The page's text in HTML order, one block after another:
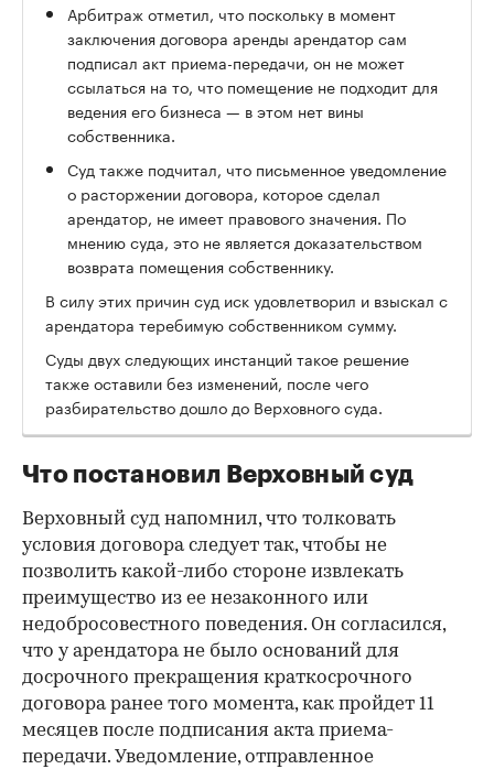
Арбитраж отметил, что поскольку в момент
заключения договора аренды арендатор сам
подписал акт приема-передачи, он не может
ссылаться на то, что помещение не подходит для
ведения его бизнеса — в этом нет вины
собственника.
Суд также подчитал, что письменное уведомление
о расторжении договора, которое сделал
арендатор, не имеет правового значения. По
мнению суда, это не является доказательством
возврата помещения собственнику.
В силу этих причин суд иск удовлетворил и взыскал с
арендатора теребимую собственником сумму.
Суды двух следующих инстанций такое решение
также оставили без изменений, после чего
разбирательство дошло до Верховного суда.
Что постановил Верховный суд
Верховный суд напомнил, что толковать
условия договора следует так, чтобы не
позволить какой-либо стороне извлекать
преимущество из ее незаконного или
недобросовестного поведения. Он согласился,
что у арендатора не было оснований для
досрочного прекращения краткосрочного
договора ранее того момента, как пройдет 11
месяцев после подписания акта приема-
передачи. Уведомление, отправленное